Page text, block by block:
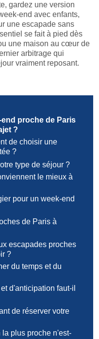
gardez une version
end avec enfants,
une escapade sans
se fait à pied dès
une maison au cœur de
arbitrage qui
vraiment reposant.
proche de Paris
?
de choisir une
?
type de séjour ?
le mieux à
pour un week-end
de Paris à
escapades proches
?
du temps et du
d'anticipation faut-il
de réserver votre
plus proche n'est-